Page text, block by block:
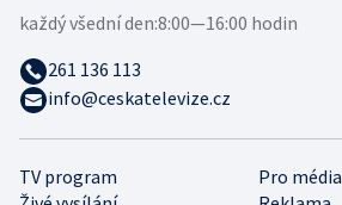
TV program
Pro média
každý všední den:8:00—16:00 hodin
261 136 113
info@ceskatelevize.cz